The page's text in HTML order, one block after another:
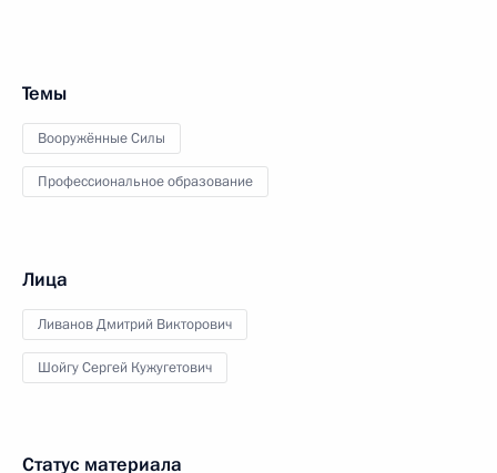
Темы
Вооружённые Силы
Профессиональное образование
Лица
Ливанов Дмитрий Викторович
Шойгу Сергей Кужугетович
Статус материала